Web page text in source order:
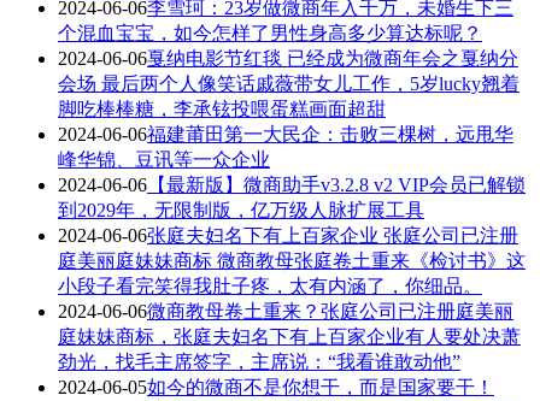
2024-06-06李雪珂：23岁做微商年入千万，未婚生下三
个混血宝宝，如今怎样了男性身高多少算达标呢？
2024-06-06戛纳电影节红毯 已经成为微商年会之戛纳分
会场 最后两个人像笑话戚薇带女儿工作，5岁lucky翘着
脚吃棒棒糖，李承铉投喂蛋糕画面超甜
2024-06-06福建莆田第一大民企：击败三棵树，远甩华
峰华锦、豆讯等一众企业
2024-06-06 【最新版】微商助手v3.2.8 v2 VIP会员已解锁
到2029年，无限制版，亿万级人脉扩展工具
2024-06-06张庭夫妇名下有上百家企业 张庭公司已注册
庭美丽庭妹妹商标 微商教母张庭卷土重来《检讨书》这
小段子看完笑得我肚子疼，太有内涵了，你细品。
2024-06-06微商教母卷土重来？张庭公司已注册庭美丽
庭妹妹商标，张庭夫妇名下有上百家企业有人要处决萧
劲光，找毛主席签字，主席说：“我看谁敢动他”
2024-06-05如今的微商不是你想干，而是国家要干！